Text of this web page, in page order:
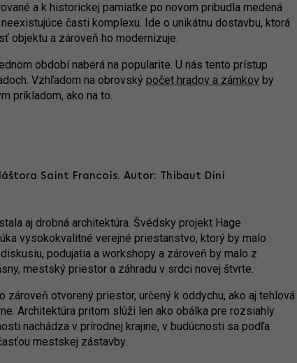
a k historickej pamiatke po novom pribudla medená
časti komplexu. Ide o unikátnu dostavbu, ktorá
objektu a zároveň ho modernizuje.
období naberá na popularite. U nás tento prístup
Vzhľadom na obrovský počet hradov a zámkov by
príkladom, ako na to.
Saint Francois. Autor: Thibaut Dini
aj drobná architektúra. Švédsky projekt Hage
vysokokvalitné verejné priestanstvo, ktorý by malo
podujatia a workshopy a zároveň by malo z
mestský priestor a záhradu v srdci novej štvrte.
zároveň otvorený priestor, určený k oddychu, ako aj tehlová
Architektúra pritom slúži len ako obálka pre rozsiahly
nachádza v prírodnej krajine, v budúcnosti sa podľa
mestskej zástavby.